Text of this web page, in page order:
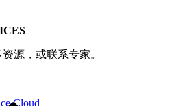
源，或联系专家。
Cloud